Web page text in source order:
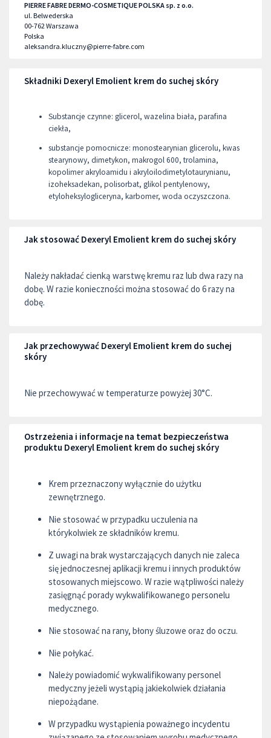
PIERRE FABRE DERMO-COSMETIQUE POLSKA sp. z o.o.
ul. Belwederska
00-762Warszawa
Polska
aleksandra.kluczny@pierre-fabre.com
Składniki Dexeryl Emolient krem do suchej skóry
Substancje czynne: glicerol, wazelina biała, parafina
ciekła,
substancje pomocnicze: monostearynian glicerolu, kwas
stearynowy, dimetykon, makrogol 600, trolamina,
kopolimer akryloamidu i akryloilodimetylotaurynianu,
izoheksadekan, polisorbat, glikol pentylenowy,
etyloheksylogliceryna, karbomer, woda oczyszczona.
Jak stosować Dexeryl Emolient krem do suchej skóry
Należy nakładać cienką warstwę kremu raz lub dwa razy na
dobę. W razie konieczności można stosować do 6 razy na
dobę.
Jak przechowywać Dexeryl Emolient krem do suchej
skóry
Nie przechowywać w temperaturze powyżej 30°C.
Ostrzeżenia i informacje na temat bezpieczeństwa
produktu Dexeryl Emolient krem do suchej skóry
Krem przeznaczony wyłącznie do użytku
zewnętrznego.
Nie stosować w przypadku uczulenia na
którykolwiek ze składników kremu.
Z uwagi na brak wystarczających danych nie zaleca
się jednoczesnej aplikacji kremu i innych produktów
stosowanych miejscowo. W razie wątpliwości należy
zasięgnąć porady wykwalifikowanego personelu
medycznego.
Nie stosować na rany, błony śluzowe oraz do oczu.
Nie połykać.
Należy powiadomić wykwalifikowany personel
medyczny jeżeli wystąpią jakiekolwiek działania
niepożądane.
W przypadku wystąpienia poważnego incydentu